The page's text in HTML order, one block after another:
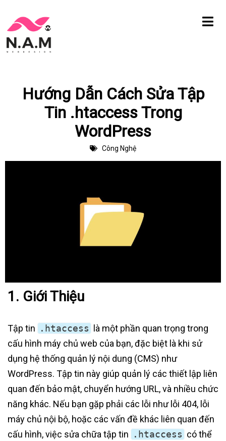
Chuyển
tới
Hướng Dẫn Cách Sửa Tập
Tin .htaccess Trong
WordPress
Công Nghệ
1. Giới Thiệu
Tập tin .htaccess
là một phần quan trọng trong
cấu hình máy chủ web của bạn, đặc biệt là khi sử
dụng hệ thống quản lý nội dung (CMS) như
WordPress. Tập tin này giúp quản lý các thiết lập liên
quan đến bảo mật, chuyển hướng URL, và nhiều chức
năng khác. Nếu bạn gặp phải các lỗi như lỗi 404, lỗi
máy chủ nội bộ, hoặc các vấn đề khác liên quan đến
cấu hình, việc sửa chữa tập tin
.htaccess có thể